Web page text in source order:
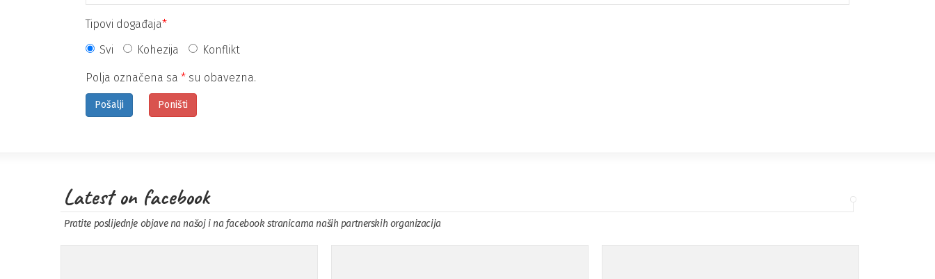
Tipovi događaja*
Svi
Kohezija Konflikt
Polja označena sa * su obavezna.
Latest on facebook
Pratite poslijednje objave na našoj i na facebook stranicama naših partnerskih organizacija